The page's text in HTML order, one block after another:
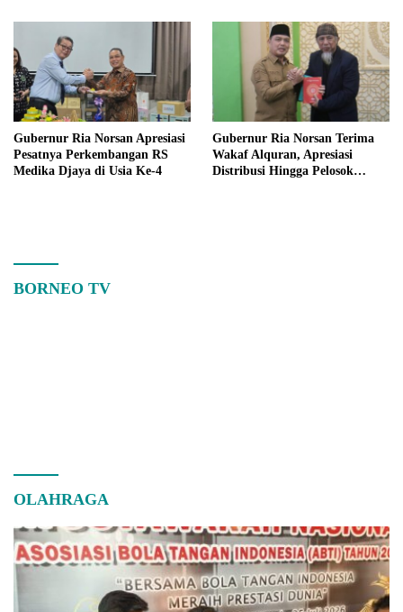
Gubernur Ria Norsan Apresiasi
Pesatnya Perkembangan RS
Medika Djaya di Usia Ke-4
Gubernur Ria Norsan Terima
Wakaf Alquran, Apresiasi
Distribusi Hingga Pelosok
BORNEO TV
OLAHRAGA